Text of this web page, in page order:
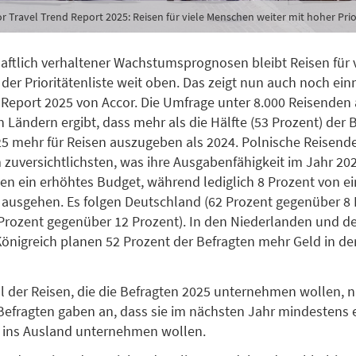
Travel Trend Report 2025: Reisen für viele Menschen weiter mit hoher
verhaltener Wachstumsprognosen bleibt Reisen für
Prioritätenliste weit oben. Das zeigt nun auch noch
2025 von Accor. Die Umfrage unter 8.000
Ländern ergibt, dass mehr als die Hälfte (53 Prozent) der
mehr für Reisen auszugeben als 2024. Polnische
was ihre Ausgabenfähigkeit im Jahr
ein erhöhtes Budget, während lediglich 8 Prozent von
Es folgen Deutschland (62 Prozent gegenüber
gegenüber 12 Prozent). In den Niederlanden und
planen 52 Prozent der Befragten mehr Geld in
der Reisen, die die Befragten 2025 unternehmen wollen,
gaben an, dass sie im nächsten Jahr mindestens
Ausland unternehmen wollen.